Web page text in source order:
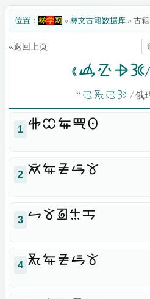
位置： 彝学网 » 彝文古籍数据库 » 古
«返回上页
《 /
“  / 俄
1 
2 
3 
4 